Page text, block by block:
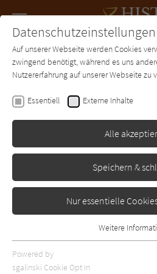
SUCHE Forum
Heidi Rehn
Das
der
Droemer-Knaur
Datenschutzeinstellungen
Auf unserer Webseite werden Cookies
zwingend benötigt, während es uns
Nutzererfahrung auf unserer Webseite zu
Essentiell Externe Inhalte
Alle
Speichern &
Nur essentielle
Essentielle Cookies werden für
Webseite benötigt. Dadurch ist
Weitere
Powered by
sgalinski Cookie Opt In